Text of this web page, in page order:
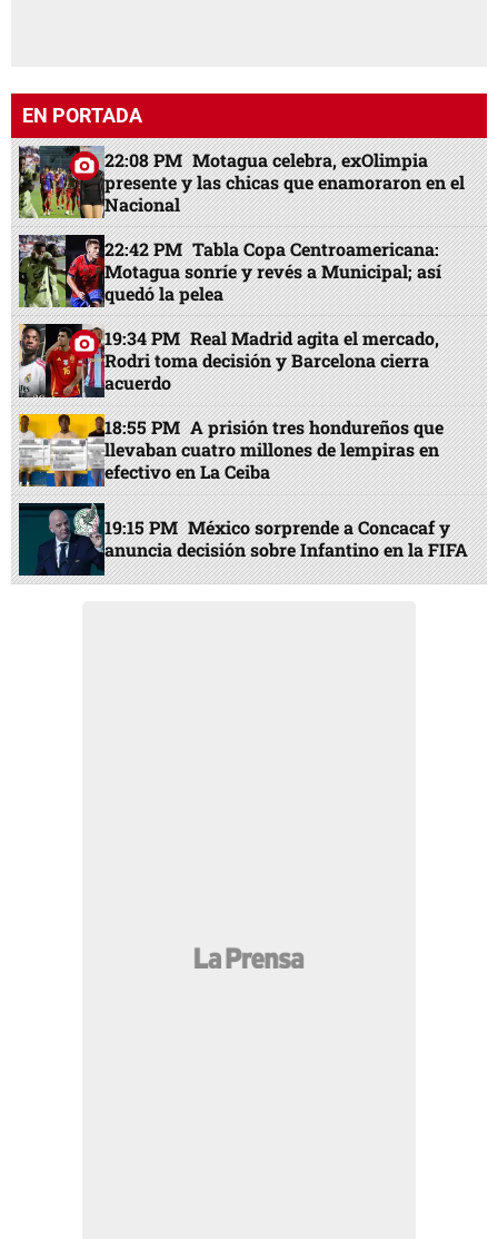
EN PORTADA
22:08 PM Motagua celebra, exOlimpia
presente y las chicas que enamoraron en el
Nacional
22:42 PM Tabla Copa Centroamericana:
Motagua sonríe y revés a Municipal; así
quedó la pelea
19:34 PM Real Madrid agita el mercado,
Rodri toma decisión y Barcelona cierra
acuerdo
18:55 PM A prisión tres hondureños que
llevaban cuatro millones de lempiras en
efectivo en La Ceiba
19:15 PM México sorprende a Concacaf y
anuncia decisión sobre Infantino en la FIFA